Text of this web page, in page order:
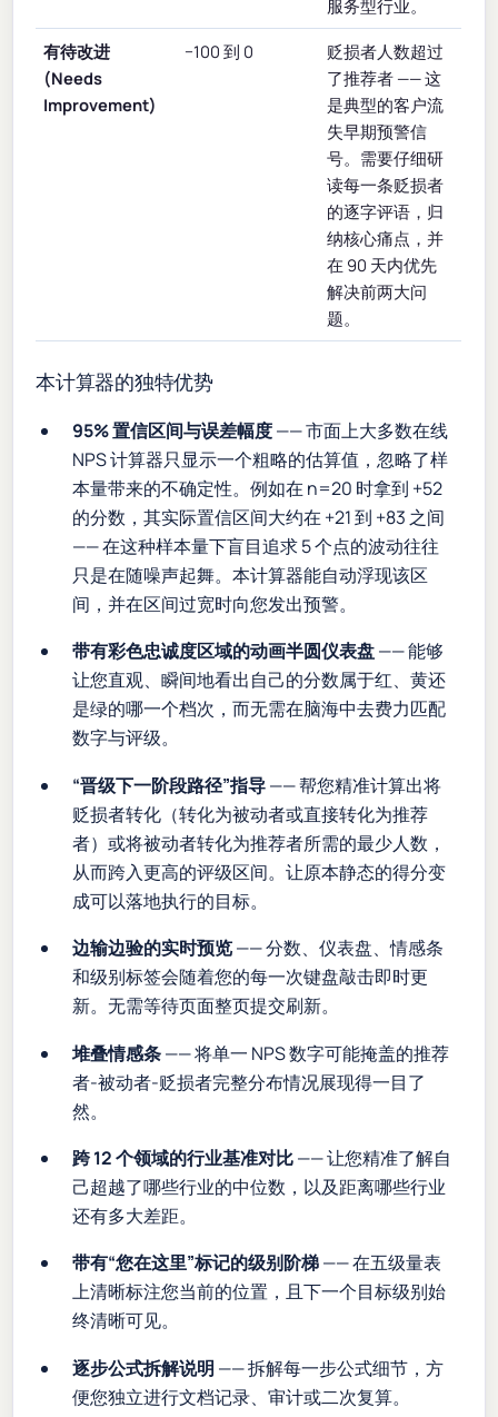
服务型行业。
有待改进
(Needs
Improvement)
−100 到 0
贬损者人数超过
了推荐者 —— 这
是典型的客户流
失早期预警信
号。需要仔细研
读每一条贬损者
的逐字评语，归
纳核心痛点，并
在 90 天内优先
解决前两大问
题。
本计算器的独特优势
95% 置信区间与误差幅度—— 市面上大多数在线
NPS 计算器只显示一个粗略的估算值，忽略了样
本量带来的不确定性。例如在 n=20 时拿到 +52
的分数，其实际置信区间大约在 +21 到 +83 之间
—— 在这种样本量下盲目追求 5 个点的波动往往
只是在随噪声起舞。本计算器能自动浮现该区
间，并在区间过宽时向您发出预警。
带有彩色忠诚度区域的动画半圆仪表盘—— 能够
让您直观、瞬间地看出自己的分数属于红、黄还
是绿的哪一个档次，而无需在脑海中去费力匹配
数字与评级。
“晋级下一阶段路径”指导—— 帮您精准计算出将
贬损者转化（转化为被动者或直接转化为推荐
者）或将被动者转化为推荐者所需的最少人数，
从而跨入更高的评级区间。让原本静态的得分变
成可以落地执行的目标。
边输边验的实时预览—— 分数、仪表盘、情感条
和级别标签会随着您的每一次键盘敲击即时更
新。无需等待页面整页提交刷新。
堆叠情感条—— 将单一 NPS 数字可能掩盖的推荐
者-被动者-贬损者完整分布情况展现得一目了
然。
跨 12 个领域的行业基准对比—— 让您精准了解自
己超越了哪些行业的中位数，以及距离哪些行业
还有多大差距。
带有“您在这里”标记的级别阶梯—— 在五级量表
上清晰标注您当前的位置，且下一个目标级别始
终清晰可见。
逐步公式拆解说明 —— 拆解每一步公式细节，方
便您独立进行文档记录、审计或二次复算。